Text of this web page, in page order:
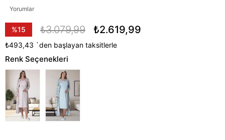
Yorumlar
%15
İndirim
₺3.079,99 ₺2.619,99
₺493,43 `den başlayan taksitlerle
Renk Seçenekleri